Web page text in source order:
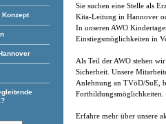
Sie suchen eine Stelle als
Kita-Leitung in Hannover
In unseren AWO
Einstiegsmöglichkeiten in
Als Teil der AWO stehen
Sicherheit. Unsere
Anlehnung an TVöD/SuE,
Fortbildungsmöglichkeiten.
Erfahre mehr über unsere